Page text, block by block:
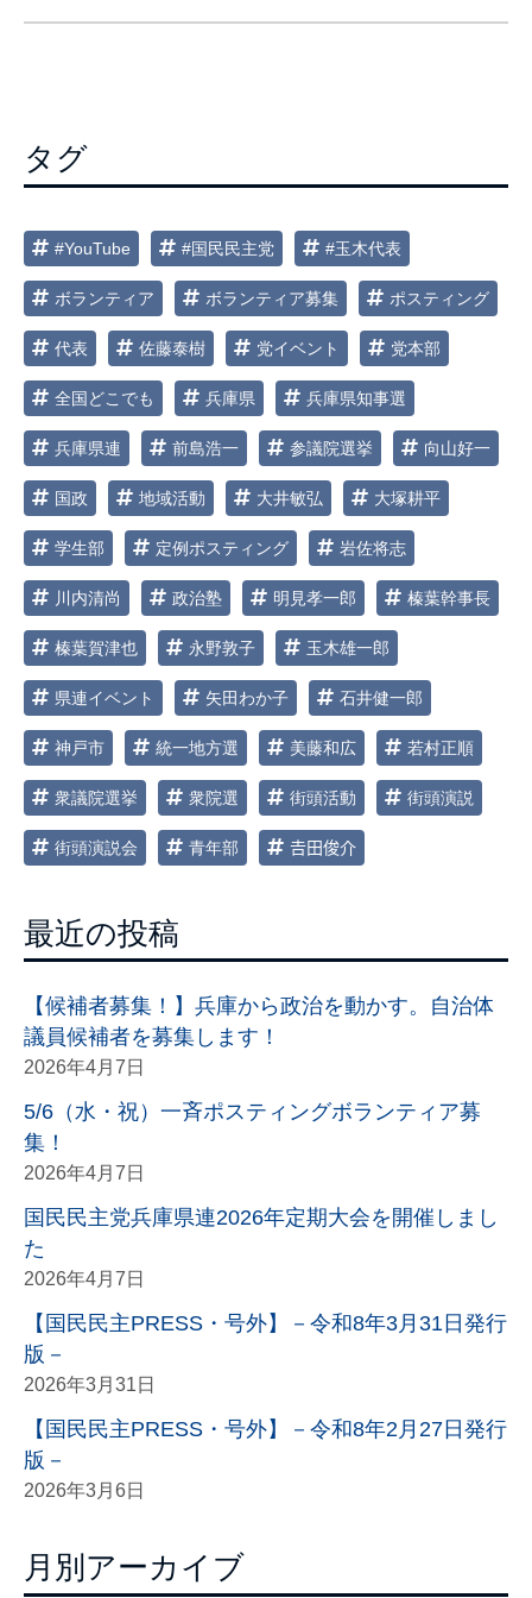
ビ
シ
ョ
タグ
#YouTube #国民民主党 #玉木代表
ボランティア ボランティア募集 ポスティング
代表 佐藤泰樹 党イベント 党本部
全国どこでも 兵庫県 兵庫県知事選
兵庫県連 前島浩一 参議院選挙 向山好一
国政 地域活動 大井敏弘 大塚耕平
学生部 定例ポスティング 岩佐将志
川内清尚 政治塾 明見孝一郎 榛葉幹事長
榛葉賀津也 永野敦子 玉木雄一郎
県連イベント 矢田わか子 石井健一郎
神戸市 統一地方選 美藤和広 若村正順
衆議院選挙 衆院選 街頭活動 街頭演説
街頭演説会 青年部 𠮷田俊介
最近の投稿
【候補者募集！】兵庫から政治を動かす。自治体
議員候補者を募集します！
2026年4月7日
5/6（水・祝）一斉ポスティングボランティア募
集！
2026年4月7日
国民民主党兵庫県連2026年定期大会を開催しまし
た
2026年4月7日
【国民民主PRESS・号外】－令和8年3月31日発行
版－
2026年3月31日
【国民民主PRESS・号外】－令和8年2月27日発行
版－
2026年3月6日
月別アーカイブ